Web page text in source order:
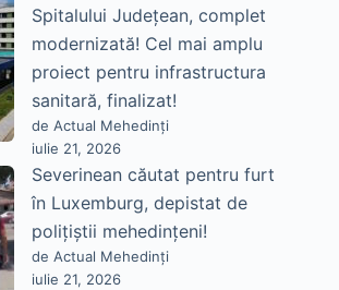
Spitalului Județean, complet
modernizată! Cel mai amplu
proiect pentru infrastructura
sanitară, finalizat!
de Actual Mehedinți
iulie 21, 2026
Severinean căutat pentru furt
în Luxemburg, depistat de
polițiștii mehedințeni!
de Actual Mehedinți
iulie 21, 2026